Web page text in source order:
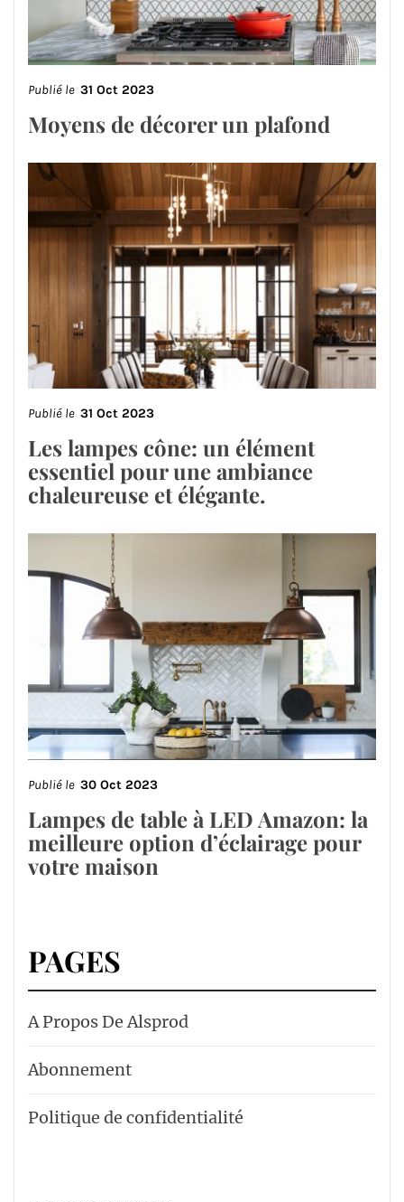
Publié le 31 Oct 2023
Moyens de décorer un plafond
Publié le 31 Oct 2023
Les lampes cône: un élément
essentiel pour une ambiance
chaleureuse et élégante.
Publié le 30 Oct 2023
Lampes de table à LED Amazon: la
meilleure option d’éclairage pour
votre maison
PAGES
A Propos De Alsprod
Abonnement
Politique de confidentialité